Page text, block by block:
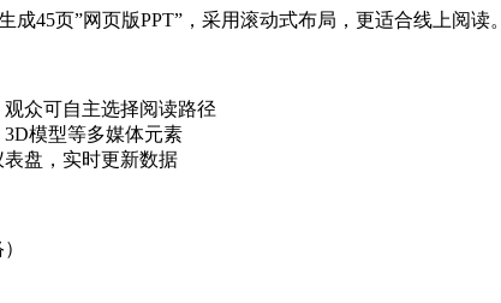
成45页”网页版PPT”，采用滚动式布局，更适合线上阅读。
观众可自主选择阅读路径
3D模型等多媒体元素
表盘，实时更新数据